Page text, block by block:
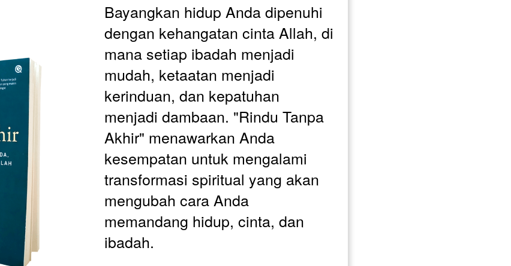
Bayangkan hidup Anda dipenuhi
dengan kehangatan cinta Allah, di
mana setiap ibadah menjadi
mudah, ketaatan menjadi
kerinduan, dan kepatuhan
menjadi dambaan. "Rindu Tanpa
Akhir" menawarkan Anda
kesempatan untuk mengalami
transformasi spiritual yang akan
mengubah cara Anda
memandang hidup, cinta, dan
ibadah.